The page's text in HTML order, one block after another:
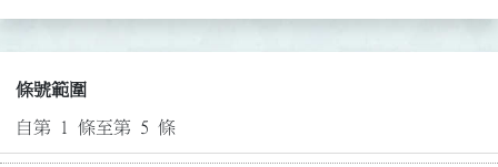
條號範圍
自第 1 條至第 5 條